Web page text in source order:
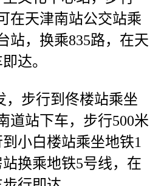
在天津南站公交站乘
站，换乘835路，在天
达。
，步行到佟楼站乘坐
道站下车，步行500米
小白楼站乘坐地铁1
换乘地铁5号线，在